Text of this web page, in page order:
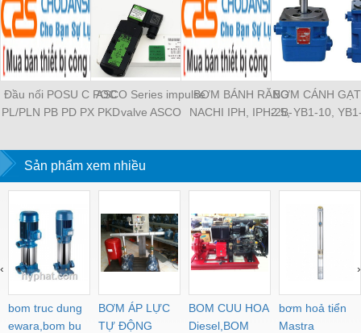
Đầu nối POSU C POC
PL/PLN PB PD PX PKD
PLF PMF PTL SL SS
SCA SAFS SASF HVFS
HVSF PU PV PE PY
HVFF PLJ PYJ PP PG
PEG PW PGJ PPGJ
PYJW SL-C PC-C
POC-C PL-C
ASCO Series impulse
valve ASCO
SCG353A044 ASCO
SCG353A047 ASCO
SCG353A050 ASCO
SXE353.060
BƠM BÁNH RĂNG
NACHI IPH, IPH-2B-
IPH-2A-5-11, IPH-5A-
IPH-5B-50-LT-11, IPH-
100-L-11, IPH-5A-40-
11
BƠM CÁNH
2.5, YB1-10,
100/16 YB1-
YB1-40/12 YB1-
Sản phẩm xem nhiều
bom truc dung
ewara,bom bu
BƠM ÁP LỰC
TỰ ĐỘNG
BOM CUU HOA
Diesel,BOM
bơm hoả tiển
Mastra
‹ ›